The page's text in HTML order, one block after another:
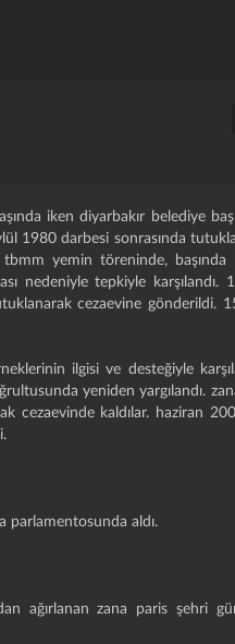
iken diyarbakır belediye
1980 darbesi sonrasında
yemin töreninde, başında
nedeniyle tepkiyle karşılandı.
cezaevine gönderildi.
ilgisi ve desteğiyle
yeniden yargılandı.
cezaevinde kaldılar. haziran
parlamentosunda aldı.
ağırlanan zana paris şehri